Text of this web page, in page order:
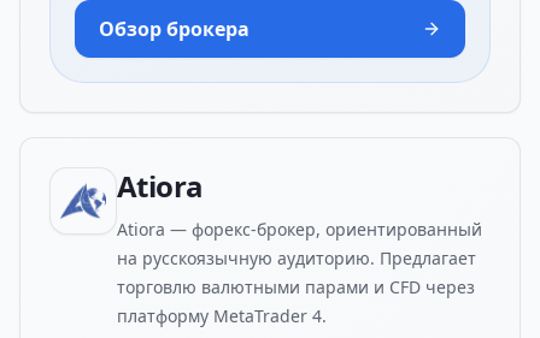
Обзор брокера
Atiora
Atiora — форекс-брокер, ориентированный
на русскоязычную аудиторию. Предлагает
торговлю валютными парами и CFD через
платформу MetaTrader 4.